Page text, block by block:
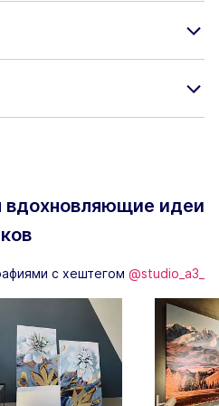
вдохновляющие идеи
с хештегом @studio_a3_